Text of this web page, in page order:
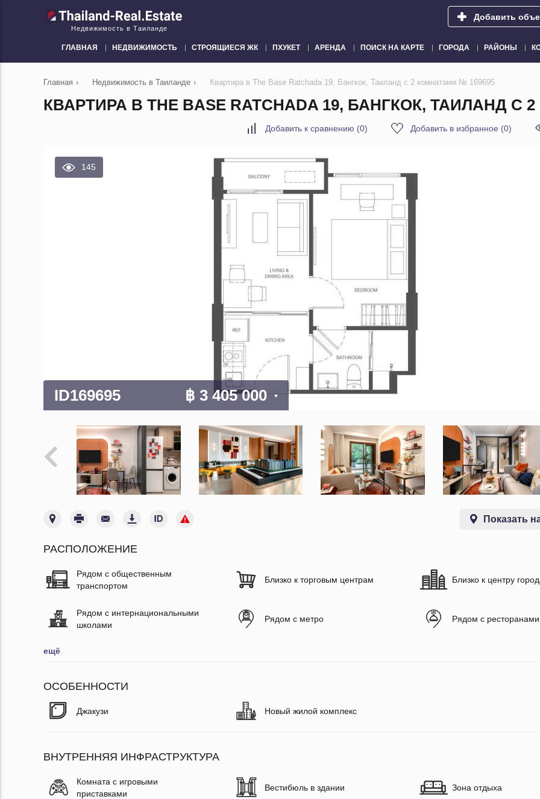
Недвижимость в Таиланде
Добавить
ГЛАВНАЯ НЕДВИЖИМОСТЬ СТРОЯЩИЕСЯ ЖК ПХУКЕТ АРЕНДА ПОИСК НА КАРТЕ ГОРОДА РАЙОНЫ
Главная › Недвижимость в Таиланде › Квартира в The Base Ratchada 19, Бангкок, Таиланд с 2 комнатами № 169695
КВАРТИРА В THE BASE RATCHADA 19, БАНГКОК, ТАИЛАНД С
Добавить к сравнению (0) Добавить в избранное (0)
145
ID169695 ฿ 3 405 000
Показать
РАСПОЛОЖЕНИЕ
Рядом с общественным
транспортом
Близко к торговым центрам Близко к центру
Рядом с интернациональными
школами
Рядом с метро Рядом с ресторанами
ещё
ОСОБЕННОСТИ
Джакузи Новый жилой комплекс
ВНУТРЕННЯЯ ИНФРАСТРУКТУРА
Комната с игровыми
приставками
Вестибюль в здании Зона отдыха